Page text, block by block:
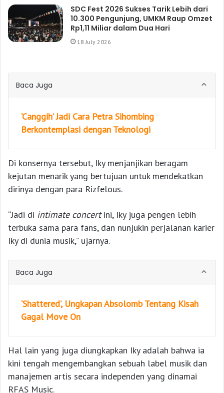
SDC Fest 2026 Sukses Tarik Lebih dari
10.300 Pengunjung, UMKM Raup Omzet
Rp1,11 Miliar dalam Dua Hari
18 July 2026
Baca Juga
‘Canggih’ Jadi Cara Petra Sihombing
Berkontemplasi dengan Teknologi
Di konsernya tersebut, Iky menjanjikan beragam
kejutan menarik yang bertujuan untuk mendekatkan
dirinya dengan para Rizfelous.
“Jadi di intimate concertini, Iky juga pengen lebih
terbuka sama para fans, dan nunjukin perjalanan karier
Iky di dunia musik,” ujarnya.
Baca Juga
‘Shattered’, Ungkapan Absolomb Tentang Kisah
Gagal Move On
Hal lain yang juga diungkapkan Iky adalah bahwa ia
kini tengah mengembangkan sebuah label musik dan
manajemen artis secara independen yang dinamai
RFAS Music.